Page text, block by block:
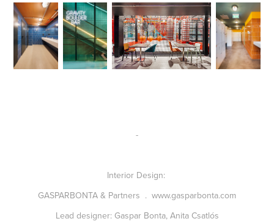
-
Interior Design:
GASPARBONTA & Partners . www.gasparbonta.com
Lead designer: Gaspar Bonta, Anita Csatlós